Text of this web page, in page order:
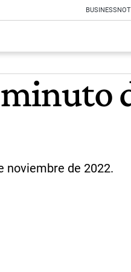
BUSINESS
noviembre de 2022.